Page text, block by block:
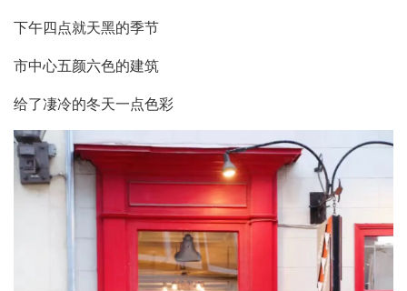
下午四点就天黑的季节
市中心五颜六色的建筑
给了凄冷的冬天一点色彩